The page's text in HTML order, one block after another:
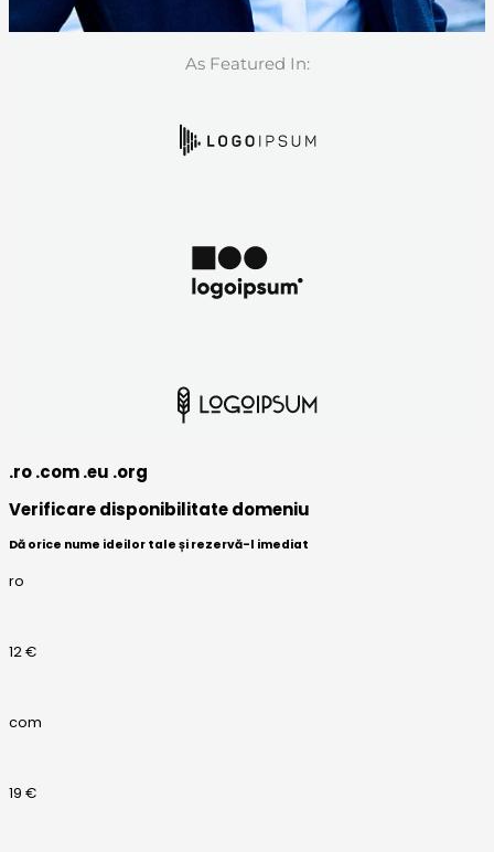
.ro .com .eu .org
Verificare disponibilitate domeniu
Dă orice nume ideilor tale și rezervă-l imediat
ro
12 €
com
19 €